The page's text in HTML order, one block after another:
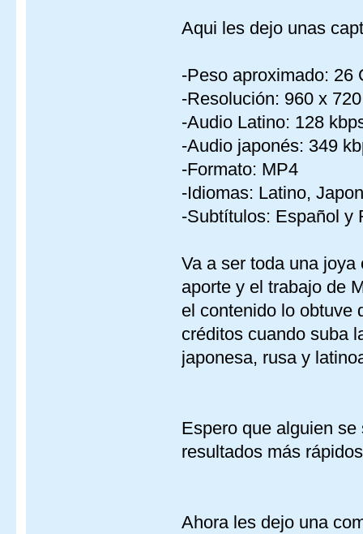
Aqui les dejo unas
-Peso aproximado: 26
-Resolución: 960 x
-Audio Latino: 128
-Audio japonés: 349
-Formato: MP4
-Idiomas: Latino,
-Subtítulos: Español y
Va a ser toda una
aporte y el trabajo de
el contenido lo obtuve
créditos cuando suba
japonesa, rusa y
Espero que alguien
resultados más rápidos
Ahora les dejo una